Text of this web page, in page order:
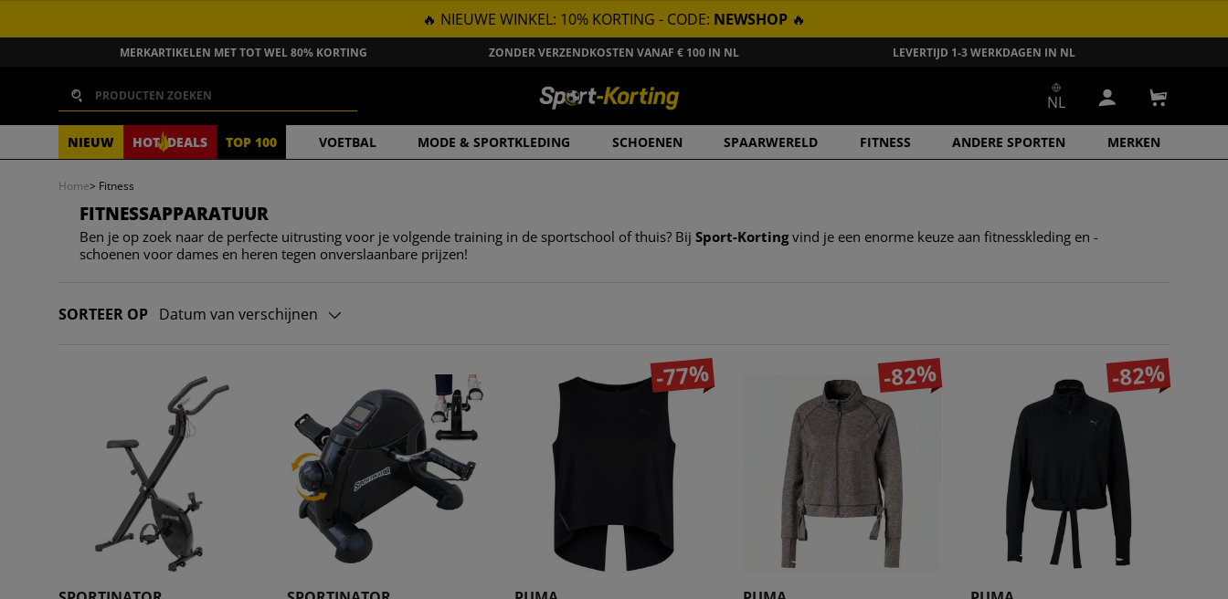
GA NAAR INHOUD
🔥 NIEUWE WINKEL: 10% KORTING - CODE: NEWSHOP 🔥
MERKARTIKELEN MET TOT WEL 80% KORTING ZONDER VERZENDKOSTEN VANAF € 100 IN NL LEVERTIJD 1-3 WERKDAGEN IN NL
NIEUW HOT DEALS TOP 100 VOETBAL MODE & SPORTKLEDING SCHOENEN SPAARWERELD FITNESS ANDERE SPORTEN MERKEN
Zoeken
NL Inloggen
Home> Fitness
FITNESSAPPARATUUR
Ben je op zoek naar de perfecte uitrusting voor je volgende training in de sportschool of thuis? BijSport-Kortingvind je een enorme keuze aan fitnesskleding en -
schoenen voor dames en heren tegen onverslaanbare prijzen!
SORTEER OP Datum van verschijnen
-77% -82% -82%